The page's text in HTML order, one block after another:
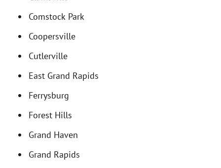
Comstock Park
Coopersville
Cutlerville
East Grand Rapids
Ferrysburg
Forest Hills
Grand Haven
Grand Rapids